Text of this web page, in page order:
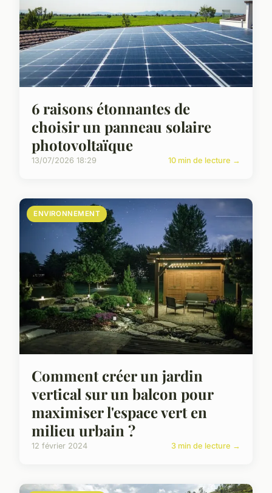
6 raisons étonnantes de
choisir un panneau solaire
photovoltaïque
13/07/2026 18:29 10 min de lecture →
ENVIRONNEMENT
Comment créer un jardin
vertical sur un balcon pour
maximiser l'espace vert en
milieu urbain ?
12 février 2024 3 min de lecture →